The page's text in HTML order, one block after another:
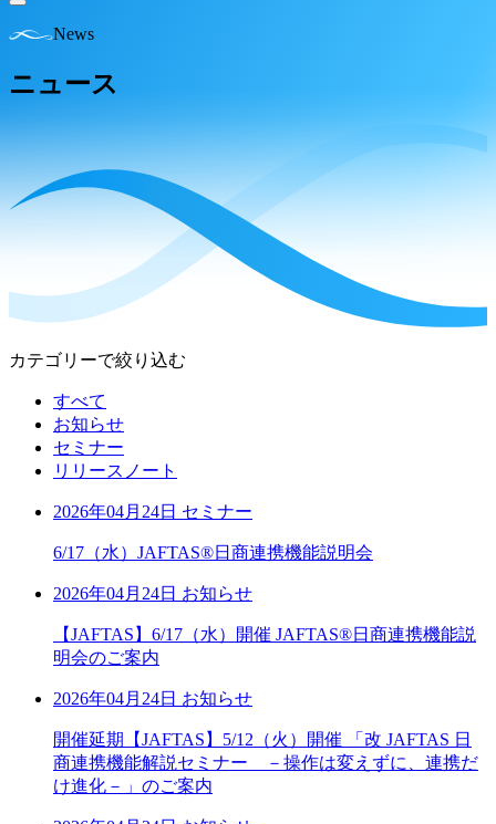
News
ニュース
カテゴリーで絞り込む
すべて
お知らせ
セミナー
リリースノート
2026年04月24日 セミナー
6/17（水）JAFTAS®日商連携機能説明会
2026年04月24日 お知らせ
【JAFTAS】6/17（水）開催 JAFTAS®日商連携機能説
明会のご案内
2026年04月24日 お知らせ
開催延期【JAFTAS】5/12（火）開催 「改 JAFTAS 日
商連携機能解説セミナー －操作は変えずに、連携だ
け進化－」のご案内